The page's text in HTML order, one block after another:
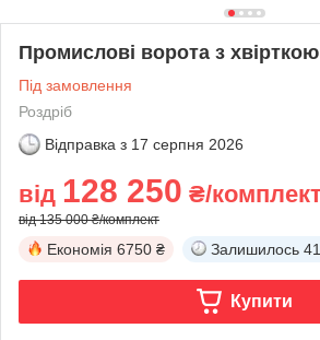
Промислові ворота з хвірткою
Під замовлення
Роздріб
Відправка з 17 серпня 2026
від 128 250 ₴/
від 135 000 ₴/комплект
Економія 6750 ₴ Залишилось
Купити